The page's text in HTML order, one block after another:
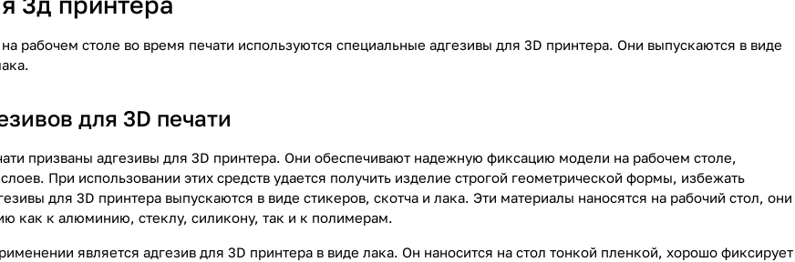
рабочем столе во время печати используются специальные адгезивы для 3D принтера. Они выпускаются в виде
для 3D печати
призваны адгезивы для 3D принтера. Они обеспечивают надежную фиксацию модели на рабочем столе,
При использовании этих средств удается получить изделие строгой геометрической формы, избежать
для 3D принтера выпускаются в виде стикеров, скотча и лака. Эти материалы наносятся на рабочий стол, они
как к алюминию, стеклу, силикону, так и к полимерам.
является адгезив для 3D принтера в виде лака. Он наносится на стол тонкой пленкой, хорошо фиксирует